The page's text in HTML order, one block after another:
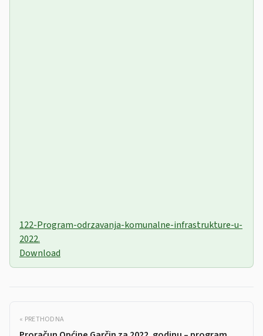
122-Program-odrzavanja-komunalne-infrastrukture-u-
2022.
Download
« PRETHODNA